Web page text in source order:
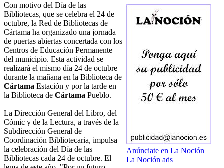
Anúnciate en La Noción
La Noción ads
Con motivo del Día de las
Bibliotecas, que se celebra el 24 de
octubre, la Red de Bibliotecas de
Cártama ha organizado una jornada
de puertas abiertas concertada con los
Centros de Educación Permanente
del municipio. Esta actividad se
realizará el mismo día 24 de octubre
durante la mañana en la Biblioteca de
Cártama Estación y por la tarde en
la Biblioteca de Cártama Pueblo.
La Dirección General del Libro, del
Cómic y de la Lectura, a través de la
Subdirección General de
Coordinación Bibliotecaria, impulsa
la celebración del Día de las
Bibliotecas cada 24 de octubre. El